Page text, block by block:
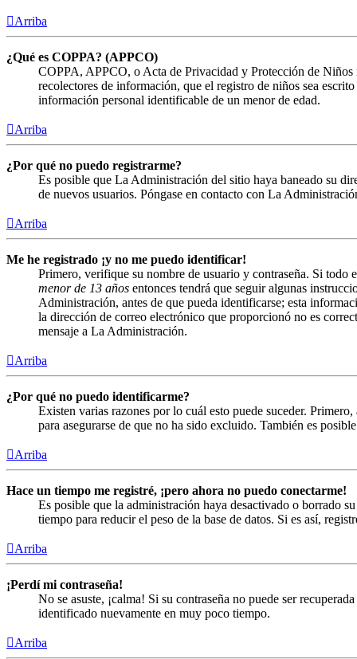
Arriba
¿Qué es COPPA? (APPCO)
COPPA, APPCO, o Acta de Privacidad y Protección de Niños
recolectores de información, que el registro de niños sea
información personal identificable de un menor de edad.
Arriba
¿Por qué no puedo registrarme?
Es posible que La Administración del sitio haya baneado su
de nuevos usuarios. Póngase en contacto con La
Arriba
Me he registrado ¡y no me puedo identificar!
Primero, verifique su nombre de usuario y contraseña. Si
menor de 13 años entonces tendrá que seguir algunas
Administración, antes de que pueda identificarse; esta
la dirección de correo electrónico que proporcionó no es
mensaje a La Administración.
Arriba
¿Por qué no puedo identificarme?
Existen varias razones por lo cuál esto puede suceder.
para asegurarse de que no ha sido excluido. También es
Arriba
Hace un tiempo me registré, ¡pero ahora no puedo conectarme!
Es posible que la administración haya desactivado o borrado
tiempo para reducir el peso de la base de datos. Si es así,
Arriba
¡Perdí mi contraseña!
No se asuste, ¡calma! Si su contraseña no puede ser
identificado nuevamente en muy poco tiempo.
Arriba